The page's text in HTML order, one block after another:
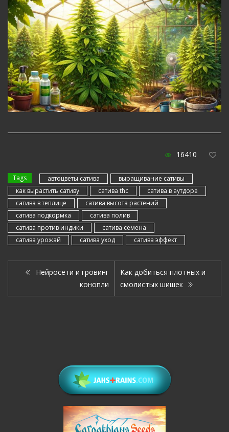
16410
Tags автоцветы сатива
выращивание сативы
как вырастить сативу
сатива thc
сатива в аутдоре
сатива в теплице
сатива высота растений
сатива подкормка
сатива полив
сатива против индики
сатива семена
сатива урожай
сатива уход сатива эффект
Нейросети и гровинг
конопли
Как добиться плотных и
смолистых шишек